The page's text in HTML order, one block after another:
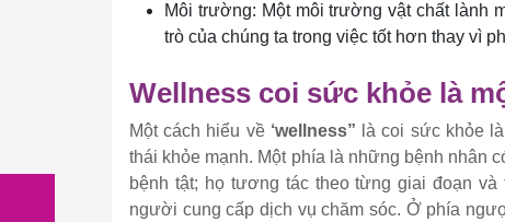
Môi trường: Một môi trường vật chất lành
trò của chúng ta trong việc tốt hơn thay vì
Wellness coi sức khỏe là
Một cách hiểu về ‘wellness” là coi sức khỏe
thái khỏe mạnh. Một phía là những bệnh nhân
bệnh tật; họ tương tác theo từng giai đoạn
người cung cấp dịch vụ chăm sóc. Ở phía